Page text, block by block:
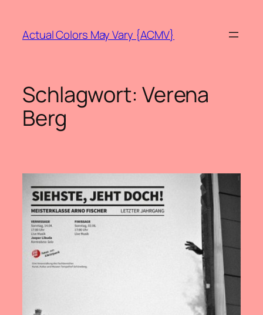
springen
Actual Colors May Vary {ACMV}
Schlagwort: Verena
Berg